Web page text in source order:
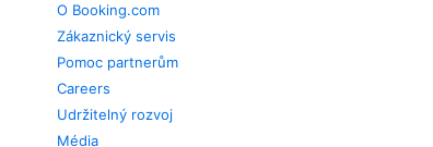
O Booking.com
Zákaznický servis
Pomoc partnerům
Careers
Udržitelný rozvoj
Média